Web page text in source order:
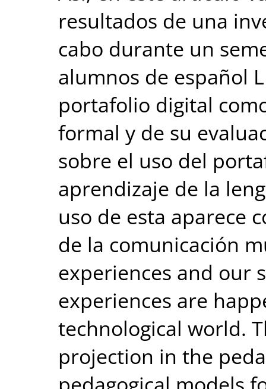
resultados de una
cabo durante un
alumnos de español
portafolio digital
formal y de su
sobre el uso del
aprendizaje de la
uso de esta aparece
de la comunicación
experiences and our
experiences are
technological world.
projection in the